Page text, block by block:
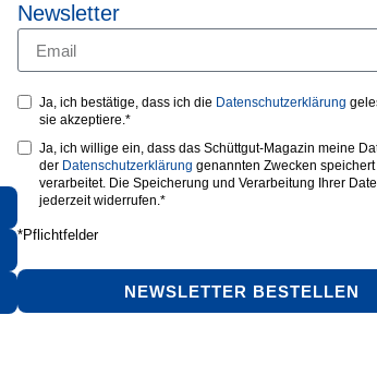
Newsletter
Ja, ich bestätige, dass ich die Datenschutzerklärung
sie akzeptiere.*
Ja, ich willige ein, dass das Schüttgut-Magazin meine
der Datenschutzerklärunggenannten Zwecken speichert
verarbeitet. Die Speicherung und Verarbeitung Ihrer
jederzeit widerrufen.*
*Pflichtfelder
NEWSLETTER BESTELLEN